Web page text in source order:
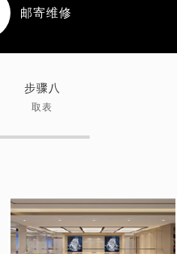
邮寄维修
步骤八
取表